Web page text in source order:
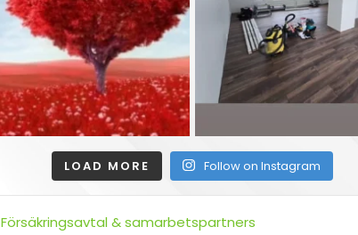
LOAD MORE Follow on Instagram
Försäkringsavtal & samarbetspartners